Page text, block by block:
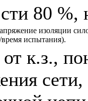
80 %,
изоляции
время испытания).
к.з.,